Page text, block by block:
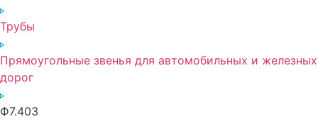
Трубы
Прямоугольные звенья для автомобильных и железных
дорог
Ф7.403